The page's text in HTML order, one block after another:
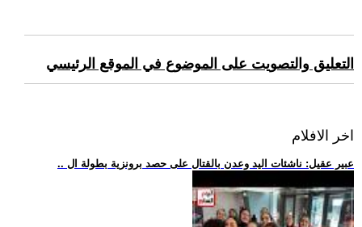
التعليق والتصويت على الموضوع في الموقع الرئيسي
اخر الافلام
.. عبير عقيل: ناشئات اليد وعدن بالقتال على حصد برونزية بطولة ال